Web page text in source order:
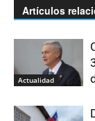
Artículos
Actualidad